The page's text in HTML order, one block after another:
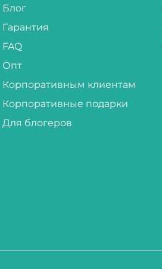
Блог
Гарантия
FAQ
Опт
Корпоративным клиентам
Корпоративные подарки
Для блогеров